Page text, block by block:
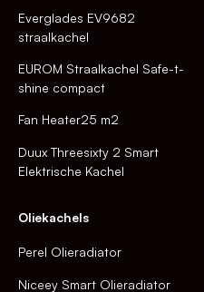
Everglades EV9682
straalkachel
EUROM Straalkachel Safe-t-
shine compact
Fan Heater25 m2
Duux Threesixty 2 Smart
Elektrische Kachel
Oliekachels
Perel Olieradiator
Niceey Smart Olieradiator